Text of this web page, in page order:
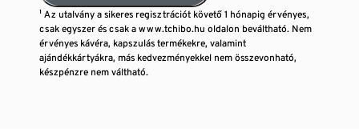
¹ Az utalvány a sikeres regisztrációt követő 1 hónapig érvényes,
csak egyszer és csak a www.tchibo.hu oldalon beváltható. Nem
érvényes kávéra, kapszulás termékekre, valamint
ajándékkártyákra, más kedvezményekkel nem összevonható,
készpénzre nem váltható.